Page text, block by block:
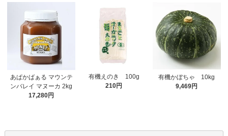
あぱかばぁる マウンテ
ンバレイ マヌーカ 2kg
17,280円
有機えのき 100g
210円
有機かぼちゃ 10kg
9,469円